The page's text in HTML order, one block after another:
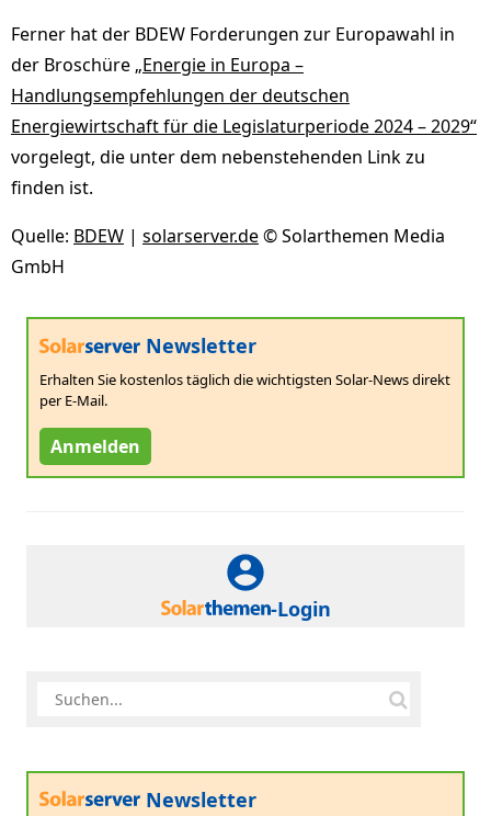
Ferner hat der BDEW Forderungen zur Europawahl in
der Broschüre „Energie in Europa –
Handlungsempfehlungen der deutschen
Energiewirtschaft für die Legislaturperiode 2024 – 2029“
vorgelegt, die unter dem nebenstehenden Link zu
finden ist.
Quelle: BDEW | solarserver.de© Solarthemen Media
GmbH
Newsletter
Erhalten Sie kostenlos täglich die wichtigsten Solar-News direkt
per E-Mail.
Anmelden
-Login
Newsletter